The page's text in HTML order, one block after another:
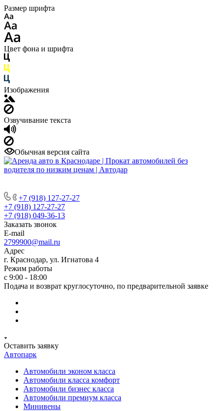
Размер шрифта
Цвет фона и шрифта
Изображения
Озвучивание текста
Обычная версия сайта
+7 (918) 127-27-27
+7 (918) 127-27-27
+7 (918) 049-36-13
Заказать звонок
E-mail
2799900@mail.ru
Адрес
г. Краснодар, ул. Игнатова 4
Режим работы
с 9:00 - 18:00
Подача и возврат круглосуточно, по предварительной заявке
Оставить заявку
Автопарк
Автомобили эконом класса
Автомобили класса комфорт
Автомобили бизнес класса
Автомобили премиум класса
Минивены